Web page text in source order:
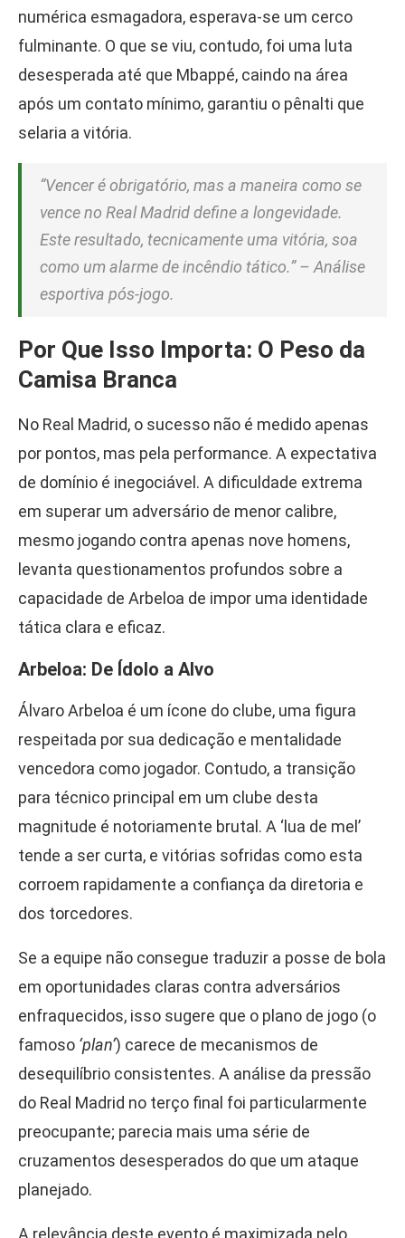
numérica esmagadora, esperava-se um cerco
fulminante. O que se viu, contudo, foi uma luta
desesperada até que Mbappé, caindo na área
após um contato mínimo, garantiu o pênalti que
selaria a vitória.
“Vencer é obrigatório, mas a maneira como se
vence no Real Madrid define a longevidade.
Este resultado, tecnicamente uma vitória, soa
como um alarme de incêndio tático.” – Análise
esportiva pós-jogo.
Por Que Isso Importa: O Peso da
Camisa Branca
No Real Madrid, o sucesso não é medido apenas
por pontos, mas pela performance. A expectativa
de domínio é inegociável. A dificuldade extrema
em superar um adversário de menor calibre,
mesmo jogando contra apenas nove homens,
levanta questionamentos profundos sobre a
capacidade de Arbeloa de impor uma identidade
tática clara e eficaz.
Arbeloa: De Ídolo a Alvo
Álvaro Arbeloa é um ícone do clube, uma figura
respeitada por sua dedicação e mentalidade
vencedora como jogador. Contudo, a transição
para técnico principal em um clube desta
magnitude é notoriamente brutal. A ‘lua de mel’
tende a ser curta, e vitórias sofridas como esta
corroem rapidamente a confiança da diretoria e
dos torcedores.
Se a equipe não consegue traduzir a posse de bola
em oportunidades claras contra adversários
enfraquecidos, isso sugere que o plano de jogo (o
famoso ‘plan’) carece de mecanismos de
desequilíbrio consistentes. A análise da pressão
do Real Madrid no terço final foi particularmente
preocupante; parecia mais uma série de
cruzamentos desesperados do que um ataque
planejado.
A relevância deste evento é maximizada pelo